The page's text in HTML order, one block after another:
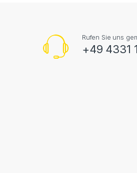
Rufen Sie uns
+49 4331